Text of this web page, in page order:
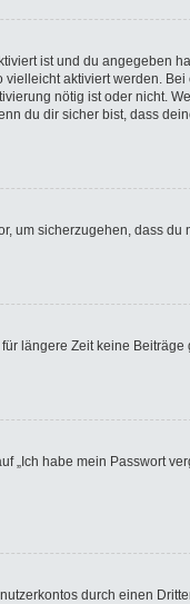
ist und du angegeben
aktiviert werden.
nötig ist oder nicht.
du dir sicher bist, dass
um sicherzugehen, dass du
längere Zeit keine
„Ich habe mein Passwort
durch einen